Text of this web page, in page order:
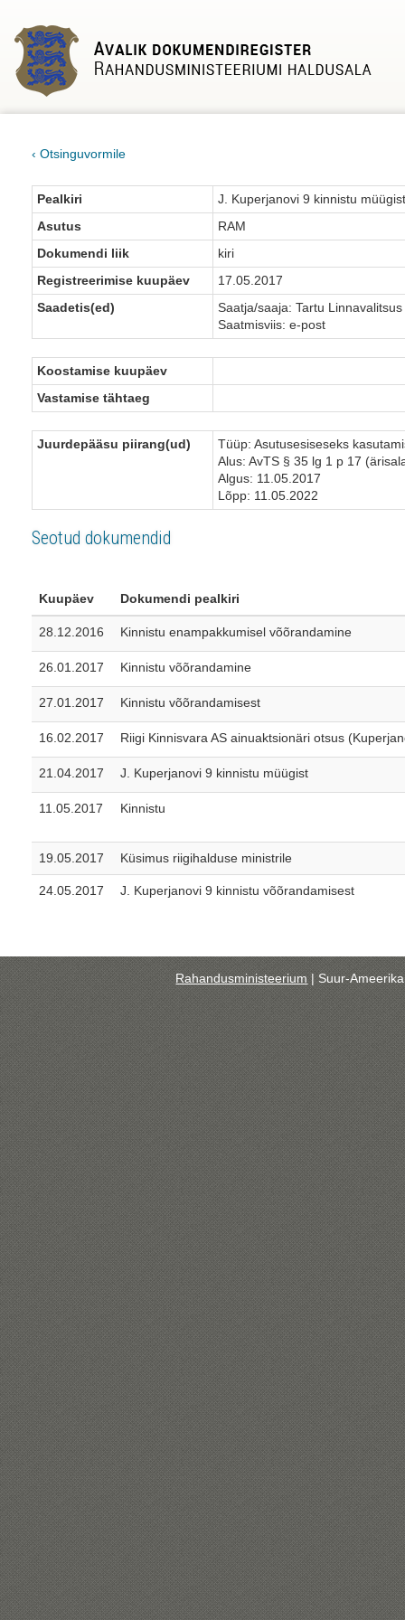
‹ Otsinguvormile
Pealkiri
J. Kuperjanovi 9 kinnistu müügist
Asutus
RAM
Dokumendi liik
kiri
Registreerimise kuupäev
17.05.2017
Saadetis(ed)
Saatja/saaja: Tartu Linnavalitsus
Saatmisviis: e-post
Koostamise kuupäev
Vastamise tähtaeg
Juurdepääsu piirang(ud)
Tüüp: Asutusesiseseks
Alus: AvTS § 35 lg 1 p 17
Algus: 11.05.2017
Lõpp: 11.05.2022
Seotud dokumendid
Kuupäev Dokumendi pealkiri
28.12.2016 Kinnistu enampakkumisel võõrandamine
26.01.2017 Kinnistu võõrandamine
27.01.2017 Kinnistu võõrandamisest
16.02.2017 Riigi Kinnisvara AS ainuaktsionäri otsus
21.04.2017 J. Kuperjanovi 9 kinnistu müügist
11.05.2017 Kinnistu
19.05.2017 Küsimus riigihalduse ministrile
24.05.2017 J. Kuperjanovi 9 kinnistu võõrandamisest
Rahandusministeerium| Suur-